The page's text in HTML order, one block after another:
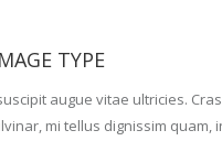
TYPE
augue vitae ultricies.
mi tellus dignissim